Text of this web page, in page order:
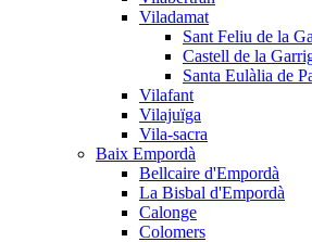
Viladamat
Sant Feliu de la
Castell de la
Santa Eulàlia de
Vilafant
Vilajuïga
Vila-sacra
Baix Empordà
Bellcaire d'Empordà
La Bisbal d'Empordà
Calonge
Colomers